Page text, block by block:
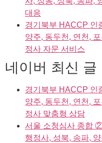
대응
경기북부 HACCP 인
양주, 동두천, 연천,
정사 자문 서비스
네이버 최신 글
경기북부 HACCP 인
양주, 동두천, 연천,
정사 맞춤형 상담
서울 소청심사 종합
행정사, 성북, 송파,